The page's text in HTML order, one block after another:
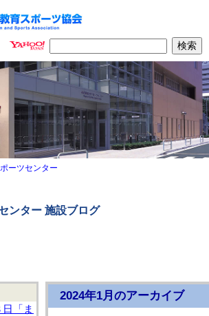
ーツセンター
ンター 施設ブログ
「ま
2024年1月のアーカイブ